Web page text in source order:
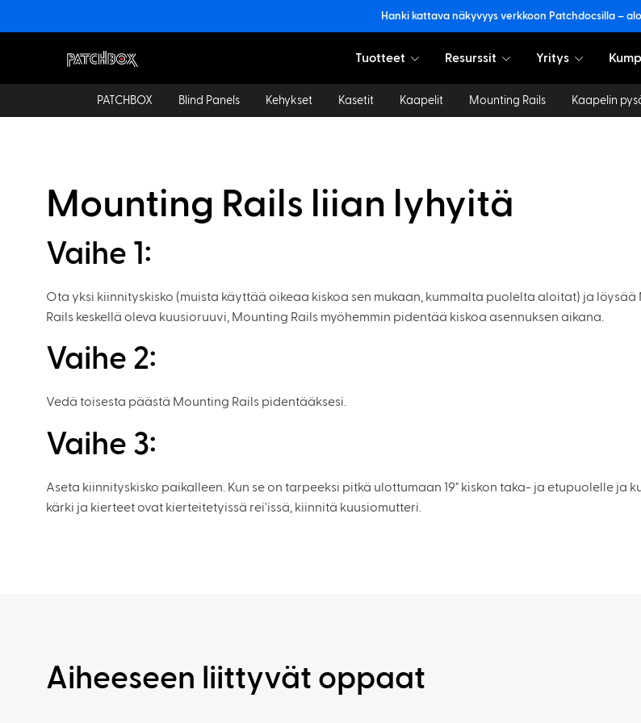
Hanki kattava näkyvyys verkkoon Patchdocsilla –
Tuotteet Resurssit Yritys
PATCHBOX Blind Panels Kehykset Kasetit Kaapelit Mounting Rails Kaapelin
Mounting Rails liian lyhyitä
Vaihe 1:
Ota yksi kiinnityskisko (muista käyttää oikeaa kiskoa sen mukaan, kummalta puolelta aloitat) ja löysää
Rails keskellä oleva kuusioruuvi, Mounting Rails myöhemmin pidentää kiskoa asennuksen aikana.
Vaihe 2:
Vedä toisesta päästä Mounting Rails pidentääksesi.
Vaihe 3:
Aseta kiinnityskisko paikalleen. Kun se on tarpeeksi pitkä ulottumaan 19" kiskon taka- ja etupuolelle ja
kärki ja kierteet ovat kierteitetyissä rei'issä, kiinnitä kuusiomutteri.
Aiheeseen liittyvät oppaat